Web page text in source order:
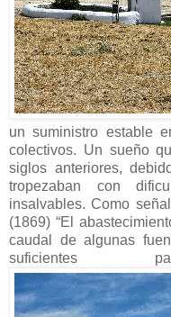
un suministro estable
colectivos. Un sueño
siglos anteriores,
tropezaban con
insalvables. Como
(1869) “El
caudal de algunas